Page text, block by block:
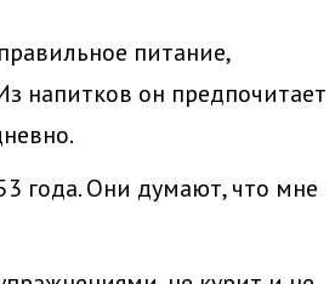
питание,
напитков он предпочитает
года. Они думают, что мне